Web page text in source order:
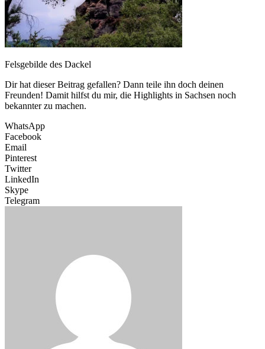
Felsgebilde des Dackel
Dir hat dieser Beitrag gefallen? Dann teile ihn doch deinen
Freunden! Damit hilfst du mir, die Highlights in Sachsen noch
bekannter zu machen.
WhatsApp
Facebook
Email
Pinterest
Twitter
LinkedIn
Skype
Telegram